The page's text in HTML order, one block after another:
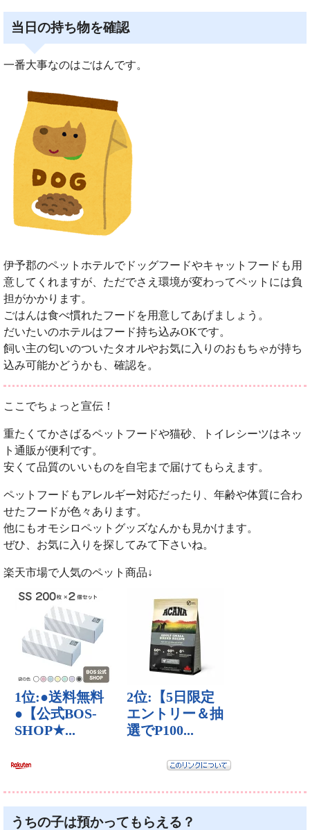
当日の持ち物を確認
一番大事なのはごはんです。
伊予郡のペットホテルでドッグフードやキャットフードも用
意してくれますが、ただでさえ環境が変わってペットには負
担がかかります。
ごはんは食べ慣れたフードを用意してあげましょう。
だいたいのホテルはフード持ち込みOKです。
飼い主の匂いのついたタオルやお気に入りのおもちゃが持ち
込み可能かどうかも、確認を。
ここでちょっと宣伝！
重たくてかさばるペットフードや猫砂、トイレシーツはネッ
ト通販が便利です。
安くて品質のいいものを自宅まで届けてもらえます。
ペットフードもアレルギー対応だったり、年齢や体質に合わ
せたフードが色々あります。
他にもオモシロペットグッズなんかも見かけます。
ぜひ、お気に入りを探してみて下さいね。
楽天市場で人気のペット商品↓
うちの子は預かってもらえる？